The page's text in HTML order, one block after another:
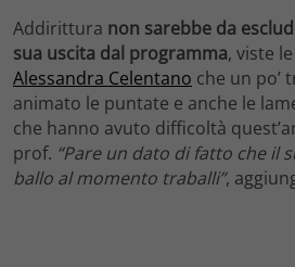
Addirittura non sarebbe da
sua uscita dal programma, viste
Alessandra Celentano che un po’
animato le puntate e anche le
che hanno avuto difficoltà
prof. “Pare un dato di fatto che il
ballo al momento traballi”,